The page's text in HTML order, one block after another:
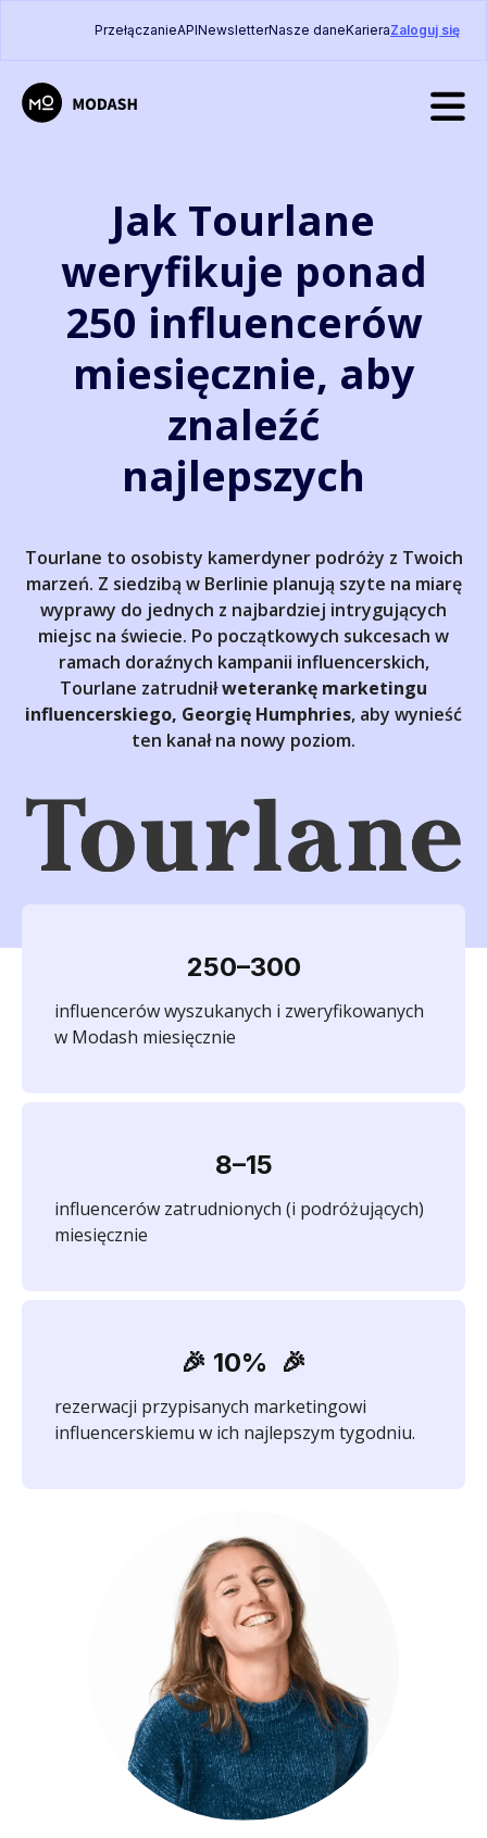
PrzełączanieAPINewsletterNasze daneKarieraZaloguj się
Jak Tourlane
weryfikuje ponad
250 influencerów
miesięcznie, aby
znaleźć
najlepszych
Tourlane to osobisty kamerdyner podróży z Twoich
marzeń. Z siedzibą w Berlinie planują szyte na miarę
wyprawy do jednych z najbardziej intrygujących
miejsc na świecie. Po początkowych sukcesach w
ramach doraźnych kampanii influencerskich,
Tourlane zatrudniłweterankę marketingu
influencerskiego, Georgię Humphries, aby wynieść
ten kanał na nowy poziom.
250–300
influencerów wyszukanych i zweryfikowanych
w Modash miesięcznie
8–15
influencerów zatrudnionych (i podróżujących)
miesięcznie
🎉 10% 🎉
rezerwacji przypisanych marketingowi
influencerskiemu w ich najlepszym tygodniu.